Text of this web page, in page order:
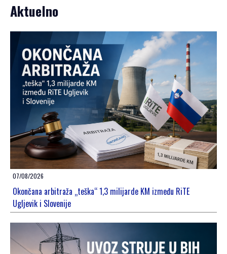
Aktuelno
07/08/2026
Okončana arbitraža „teška“ 1,3 milijarde KM između RiTE
Ugljevik i Slovenije